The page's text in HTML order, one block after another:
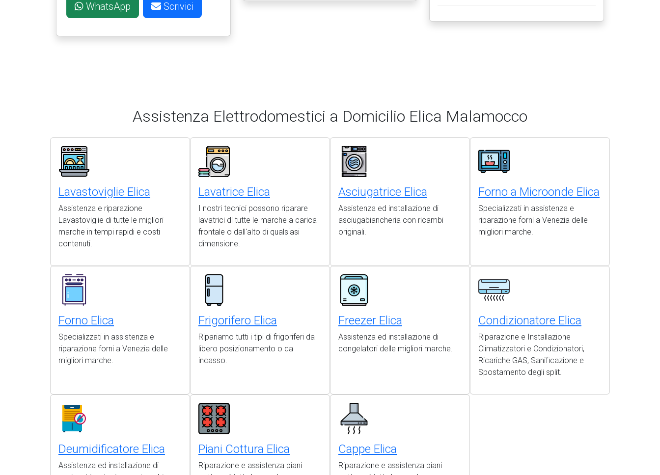
WhatsApp Scrivici
Assistenza Elettrodomestici a Domicilio Elica Malamocco
Lavastoviglie Elica
Assistenza e riparazione
Lavastoviglie di tutte le migliori
marche in tempi rapidi e costi
contenuti.
Lavatrice Elica
I nostri tecnici possono riparare
lavatrici di tutte le marche a carica
frontale o dall'alto di qualsiasi
dimensione.
Asciugatrice Elica
Assistenza ed installazione di
asciugabiancheria con ricambi
originali.
Forno a Microonde Elica
Specializzati in assistenza e
riparazione forni a Venezia delle
migliori marche.
Forno Elica
Specializzati in assistenza e
riparazione forni a Venezia delle
migliori marche.
Frigorifero Elica
Ripariamo tutti i tipi di frigoriferi da
libero posizionamento o da
incasso.
Freezer Elica
Assistenza ed installazione di
congelatori delle migliori marche.
Condizionatore Elica
Riparazione e Installazione
Climatizzatori e Condizionatori,
Ricariche GAS, Sanificazione e
Spostamento degli split.
Deumidificatore Elica
Assistenza ed installazione di
Piani Cottura Elica
Riparazione e assistenza piani
Cappe Elica
Riparazione e assistenza piani